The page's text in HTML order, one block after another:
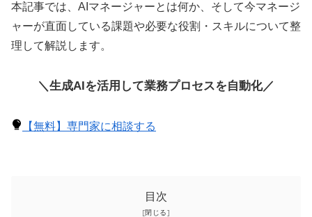
本記事では、AIマネージャーとは何か、そして今マネージ
ャーが直面している課題や必要な役割・スキルについて整
理して解説します。
＼生成AIを活用して業務プロセスを自動化／
【無料】専門家に相談する
目次